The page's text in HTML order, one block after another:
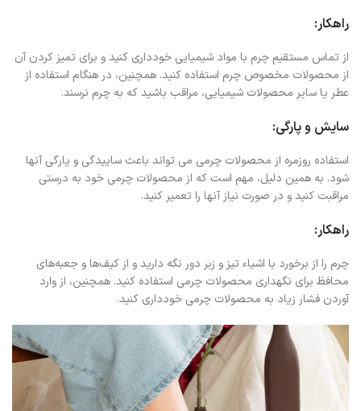
راهکار:
از تماس مستقیم چرم با مواد شیمیایی خودداری کنید و برای تمیز کردن آن
از محصولات مخصوص چرم استفاده کنید. همچنین، در هنگام استفاده از
عطر یا سایر محصولات شیمیایی، مراقب باشید که به چرم نرسند.
سایش و پارگی:
استفاده روزمره از محصولات چرمی می تواند باعث ساییدگی و پارگی آنها
شود. به همین دلیل، مهم است که از محصولات چرمی خود به درستی
مراقبت کنید و در صورت نیاز آنها را تعمیر کنید.
راهکار:
چرم را از برخورد با اشیاء تیز و زبر دور نگه دارید و از کیف‌ها و جعبه‌های
محافظ برای نگهداری محصولات چرمی استفاده کنید. همچنین، از وارد
آوردن فشار زیاد به محصولات چرمی خودداری کنید.